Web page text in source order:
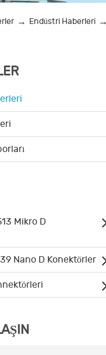
Endüstri Haberleri
Mikro D
Nano D Konektörler